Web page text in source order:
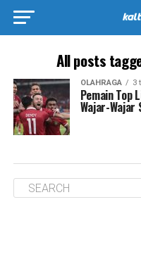
All posts
OLAHRAGA 3
Pemain Top
Wajar-Wajar